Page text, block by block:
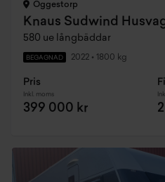
Öggestorp
Knaus Sudwind
580 ue långbäddar
BEGAGNAD 2022 • 1800 kg
Pris
Inkl. moms
399 000 kr